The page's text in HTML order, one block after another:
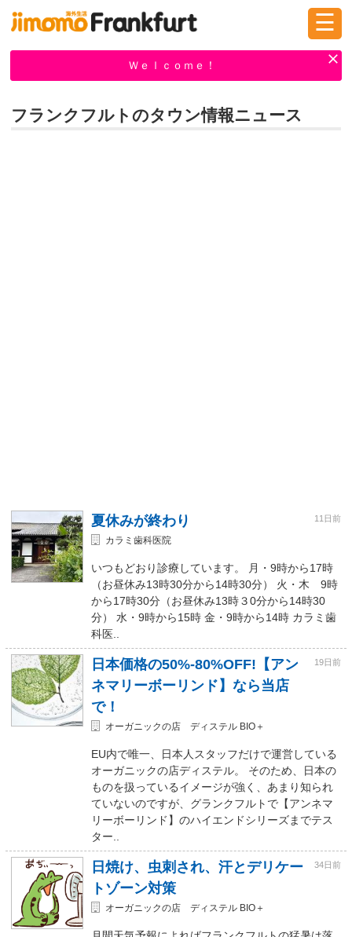
☰
Ｗｅｌｃｏｍｅ！
フランクフルトのタウン情報ニュース
夏休みが終わり 11日前
カラミ歯科医院
いつもどおり診療しています。 月・9時から17時
（お昼休み13時30分から14時30分） 火・木 9時
から17時30分（お昼休み13時３0分から14時30
分） 水・9時から15時 金・9時から14時 カラミ歯
科医..
日本価格の50%-80%OFF!【アン
ネマリーボーリンド】なら当店
で！
19日前
オーガニックの店 ディステル BIO＋
EU内で唯一、日本人スタッフだけで運営している
オーガニックの店ディステル。 そのため、日本の
ものを扱っているイメージが強く、あまり知られ
ていないのですが、グランクフルトで【アンネマ
リーボーリンド】のハイエンドシリーズまでテス
ター..
日焼け、虫刺され、汗とデリケー
トゾーン対策
34日前
オーガニックの店 ディステル BIO＋